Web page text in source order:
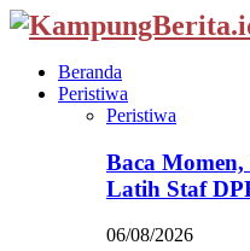
Beranda
Peristiwa
Peristiwa
Baca
Latih Staf
06/08/2026